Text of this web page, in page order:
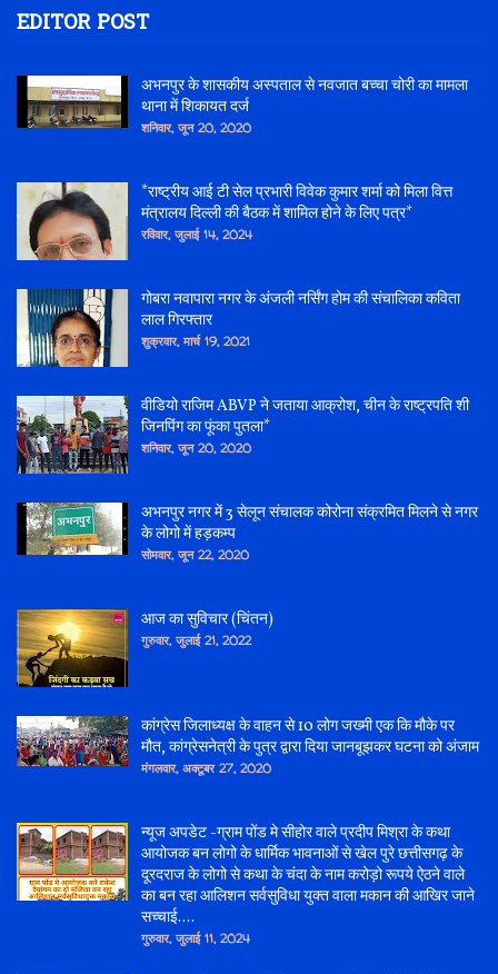
EDITOR POST
अभनपुर के शासकीय अस्पताल से नवजात बच्चा चोरी का मामला
थाना में शिकायत दर्ज
शनिवार, जून 20, 2020
*राष्ट्रीय आई टी सेल प्रभारी विवेक कुमार शर्मा को मिला वित्त
मंत्रालय दिल्ली की बैठक में शामिल होने के लिए पत्र*
रविवार, जुलाई 14, 2024
गोबरा नवापारा नगर के अंजली नर्सिंग होम की संचालिका कविता
लाल गिरफ्तार
शुक्रवार, मार्च 19, 2021
वीडियो राजिम ABVP ने जताया आक्रोश, चीन के राष्ट्रपति शी
जिनपिंग का फूंका पुतला*
शनिवार, जून 20, 2020
अभनपुर नगर में 3 सेलून संचालक कोरोना संक्रमित मिलने से नगर
के लोगो में हड़कम्प
सोमवार, जून 22, 2020
आज का सुविचार (चिंतन)
गुरुवार, जुलाई 21, 2022
कांग्रेस जिलाध्यक्ष के वाहन से 10 लोग जख्मी एक कि मौके पर
मौत, कांग्रेसनेत्री के पुत्र द्वारा दिया जानबूझकर घटना को अंजाम
मंगलवार, अक्टूबर 27, 2020
न्यूज अपडेट -ग्राम पोंड मे सीहोर वाले प्रदीप मिश्रा के कथा
आयोजक बन लोगो के धार्मिक भावनाओं से खेल पुरे छत्तीसगढ़ के
दूरदराज के लोगो से कथा के चंदा के नाम करोड़ो रूपये ऐठने वाले
का बन रहा आलिशन सर्वसुविधा युक्त वाला मकान की आखिर जाने
सच्चाई....
गुरुवार, जुलाई 11, 2024